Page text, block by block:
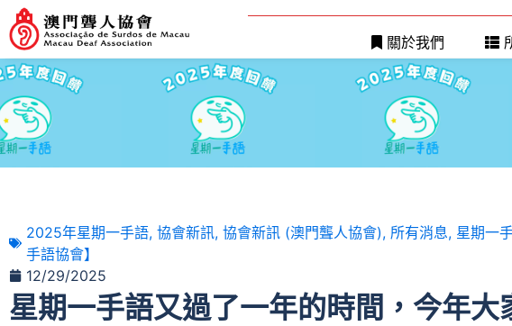
關於我們
2025年星期一手語, 協會新訊, 協會新訊 (澳門聾人協會), 所有消息, 星期一
手語協會】
12/29/2025
星期一手語又過了一年的時間，今年大